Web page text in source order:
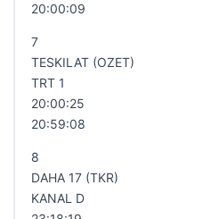
20:00:09
7
TESKILAT (OZET)
TRT 1
20:00:25
20:59:08
8
DAHA 17 (TKR)
KANAL D